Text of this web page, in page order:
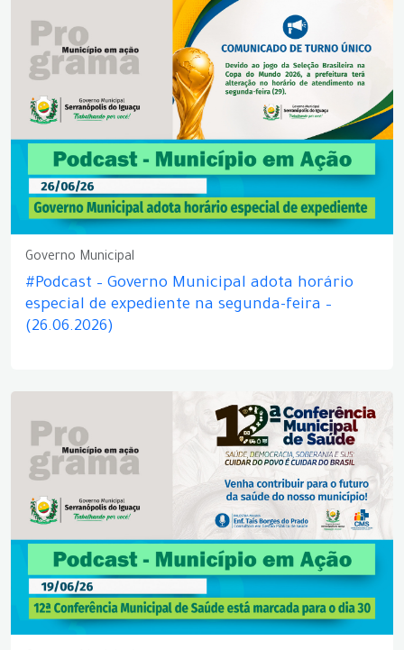
Governo Municipal
#Podcast – Governo Municipal adota horário
especial de expediente na segunda-feira –
(26.06.2026)